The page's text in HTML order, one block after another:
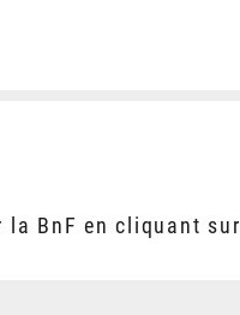
BnF en cliquant sur